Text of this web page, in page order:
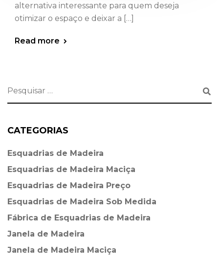
alternativa interessante para quem deseja
otimizar o espaço e deixar a […]
Read more
CATEGORIAS
Esquadrias de Madeira⁠
Esquadrias de Madeira Maciça
Esquadrias de Madeira Preço
Esquadrias de Madeira Sob Medida
Fábrica de Esquadrias de Madeira
Janela de Madeira
Janela de Madeira Maciça